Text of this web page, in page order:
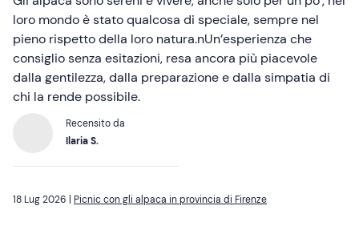
loro mondo è stato qualcosa di speciale, sempre nel
pieno rispetto della loro natura.nUn’esperienza che
consiglio senza esitazioni, resa ancora più piacevole
dalla gentilezza, dalla preparazione e dalla simpatia di
chi la rende possibile.
Recensito da
Ilaria S.
18 Lug 2026 | Picnic con gli alpaca in provincia di Firenze